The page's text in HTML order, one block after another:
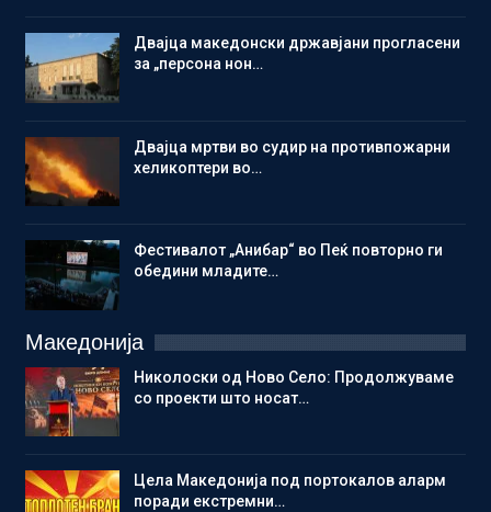
Двајца македонски државјани прогласени
за „персона нон…
Двајца мртви во судир на противпожарни
хеликоптери во…
Фестивалот „Анибар“ во Пеќ повторно ги
обедини младите…
Македонија
Николоски од Ново Село: Продолжуваме
со проекти што носат…
Цела Македонија под портокалов аларм
поради екстремни…